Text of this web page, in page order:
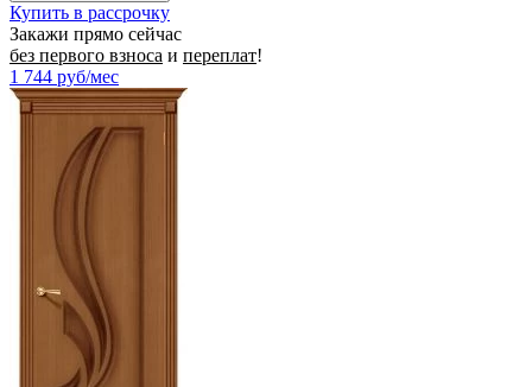
Купить в рассрочку
Закажи прямо сейчас
без первого взноса и переплат!
1 744 руб/мес